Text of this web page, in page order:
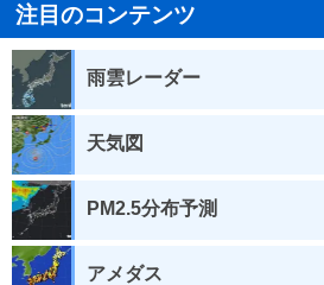
注目のコンテンツ
雨雲レーダー
天気図
PM2.5分布予測
アメダス